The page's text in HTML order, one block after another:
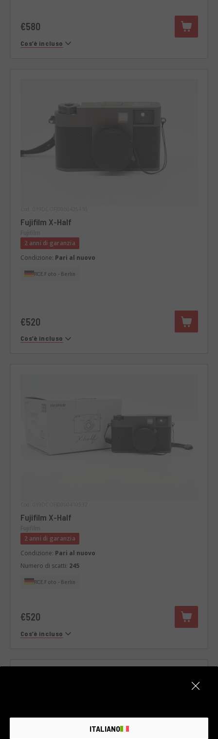
€580
Cos’è incluso
Fujifilm X-Half
2 anni di garanzia
Condizione: Pari al nuovo
RCE Foto - Berlin
€520
Cos’è incluso
Fujifilm X-Half
2 anni di garanzia
Condizione: Pari al nuovo
Numero di scatti: 245
RCE Foto - Berlin
€520
Cos’è incluso
ITALIANO